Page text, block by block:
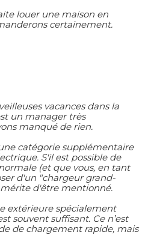
louer une maison en
certainement.
vacances dans la
un manager très
manqué de rien.
catégorie supplémentaire
S'il est possible de
(et que vous, en tant
d'un "chargeur grand-
d'être mentionné.
extérieure spécialement
souvent suffisant. Ce n’est
de chargement rapide, mais